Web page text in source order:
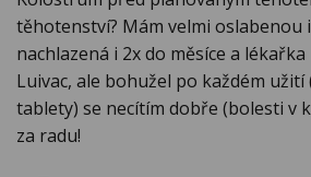
těhotenství? Mám velmi oslabenou
nachlazená i 2x do měsíce a
Luivac, ale bohužel po každém užití
tablety) se necítím dobře (bolesti v
za radu!